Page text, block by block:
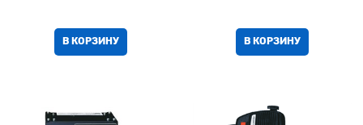
В КОРЗИНУ В КОРЗИНУ